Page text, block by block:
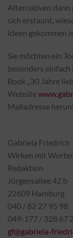
Alternativen dann
sich erstaunt,
Ideen gekommen
Sie möchten ein
besonders einfach
Book „30 Jahre
Website
Mailadresse
Gabriela Friedrich
Wirken mit
Redaktion
Jürgensallee 42 b
22609 Hamburg
040 / 82 27 95 98
049-177 / 328 67
gf@gabriela-